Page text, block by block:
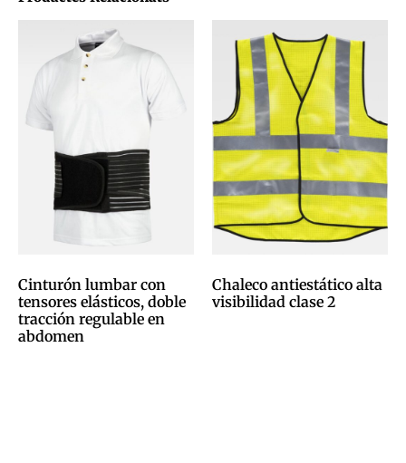
Cinturón lumbar con
tensores elásticos, doble
tracción regulable en
abdomen
Chaleco antiestático alta
visibilidad clase 2